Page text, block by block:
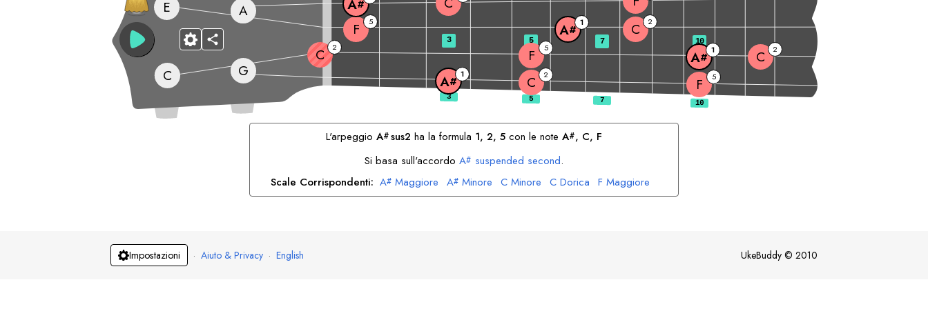
G
A# 1 C 2
F 5
C
C 2 F 5
A# 1 C 2
E
F
5 A# 1 C 2
A A#
3 5 7 10
L'arpeggioA#sus2 ha la formula 1, 2, 5con le note A#, C, F
Si basa sull'accordo A# suspended second.
Scale Corrispondenti: A# Maggiore A# Minore C Minore C Dorica F Maggiore
F Minore
Impostazioni · Aiuto & Privacy · English UkeBuddy © 2010